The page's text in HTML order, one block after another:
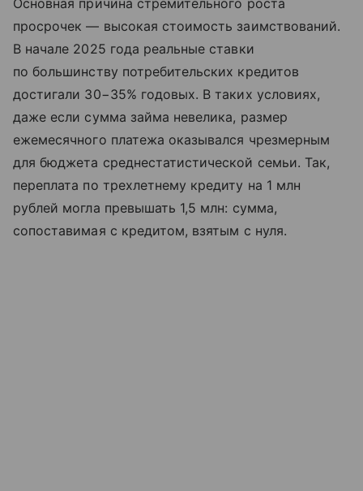
просрочек — высокая стоимость заимствований.
В начале 2025 года реальные ставки
по большинству потребительских кредитов
достигали 30−35% годовых. В таких условиях,
даже если сумма займа невелика, размер
ежемесячного платежа оказывался чрезмерным
для бюджета среднестатистической семьи. Так,
переплата по трехлетнему кредиту на 1 млн
рублей могла превышать 1,5 млн: сумма,
сопоставимая с кредитом, взятым с нуля.